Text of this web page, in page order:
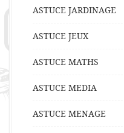
ASTUCE JARDINAGE
ASTUCE JEUX
ASTUCE MATHS
ASTUCE MEDIA
ASTUCE MENAGE